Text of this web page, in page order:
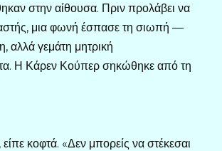
στην αίθουσα. Πριν προλάβει να
μια φωνή έσπασε τη σιωπή —
αλλά γεμάτη μητρική
Η Κάρεν Κούπερ σηκώθηκε από τη
κοφτά. «Δεν μπορείς να στέκεσαι